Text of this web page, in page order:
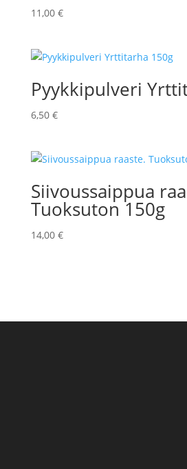
11,00 €
Pyykkipulveri
6,50 €
Siivoussaippua
Tuoksuton 150g
14,00 €